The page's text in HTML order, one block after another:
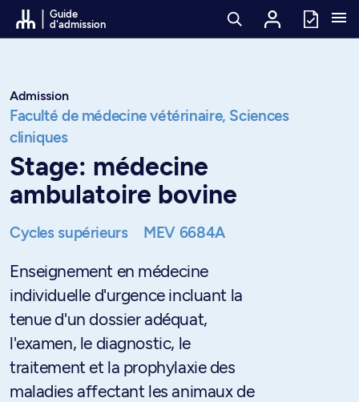
Passer au contenu
Guide
d'admission
Admission
Faculté de médecine vétérinaire, Sciences
cliniques
Stage: médecine
ambulatoire bovine
Cycles supérieurs MEV 6684A
Enseignement en médecine
individuelle d'urgence incluant la
tenue d'un dossier adéquat,
l'examen, le diagnostic, le
traitement et la prophylaxie des
maladies affectant les animaux de